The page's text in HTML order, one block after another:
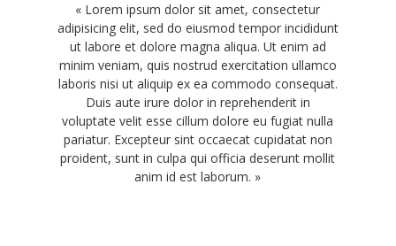
« Lorem ipsum dolor sit amet, consectetur
adipisicing elit, sed do eiusmod tempor incididunt
ut labore et dolore magna aliqua. Ut enim ad
minim veniam, quis nostrud exercitation ullamco
laboris nisi ut aliquip ex ea commodo consequat.
Duis aute irure dolor in reprehenderit in
voluptate velit esse cillum dolore eu fugiat nulla
pariatur. Excepteur sint occaecat cupidatat non
proident, sunt in culpa qui officia deserunt mollit
anim id est laborum. »